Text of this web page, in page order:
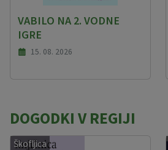
VABILO NA 2. VODNE
IGRE
15. 08. 2026
DOGODKI V REGIJI
Škofljica